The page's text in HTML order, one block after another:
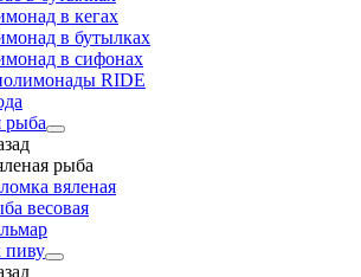
в кегах
в бутылках
в сифонах
RIDE
рыба
рыба
вяленая
весовая
пиву